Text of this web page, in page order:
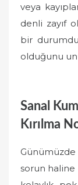
veya
denli zayıf
bir
olduğunu
Sanal
Kırılma
sorun